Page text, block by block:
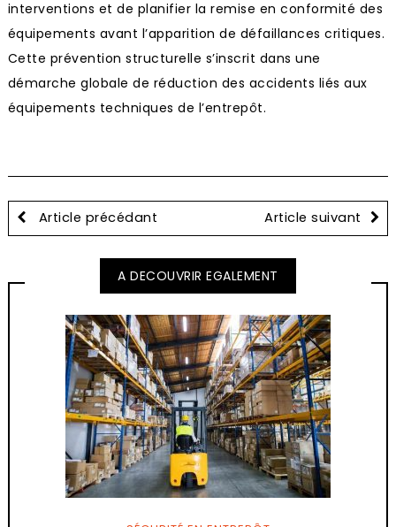
interventions et de planifier la remise en conformité des
équipements avant l’apparition de défaillances critiques.
Cette prévention structurelle s’inscrit dans une
démarche globale de réduction des accidents liés aux
équipements techniques de l’entrepôt.
Article précédant Article suivant
A DECOUVRIR EGALEMENT